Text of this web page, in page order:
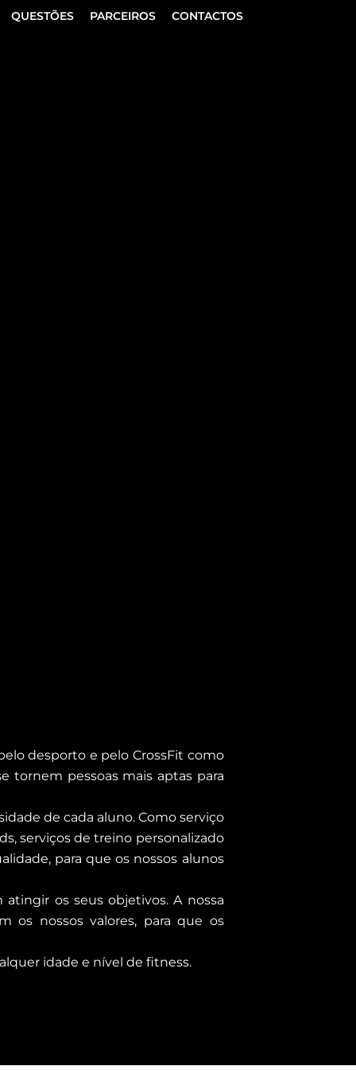
QUESTÕES PARCEIROS CONTACTOS
desporto e pelo CrossFit como
tornem pessoas mais aptas para
de cada aluno. Como serviço
serviços de treino personalizado
para que os nossos alunos
os seus objetivos. A nossa
os nossos valores, para que os
idade e nível de fitness.